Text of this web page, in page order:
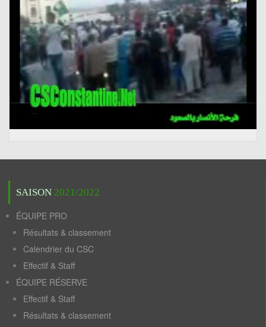
SAISON 2021/2022
ÉQUIPE PRO
Résultats & classement
Calendrier du CSC
Effectif & Staff
ÉQUIPE RÉSERVE
Effectif & Staff
Résultats & classement